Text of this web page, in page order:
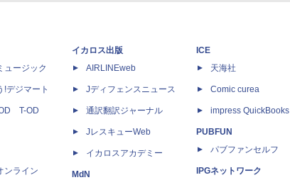
ュージック
!デジマート
T-OD
ンライン
イカロス出版
AIRLINEweb
Jディフェンスニュース
通訳翻訳ジャーナル
JレスキューWeb
イカロスアカデミー
MdN
ICE
天海社
Comic curea
impress QuickBooks
PUBFUN
パブファンセルフ
IPGネットワーク